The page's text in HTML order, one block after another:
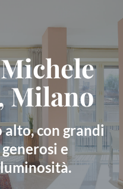
Milano
alto, con grandi
e